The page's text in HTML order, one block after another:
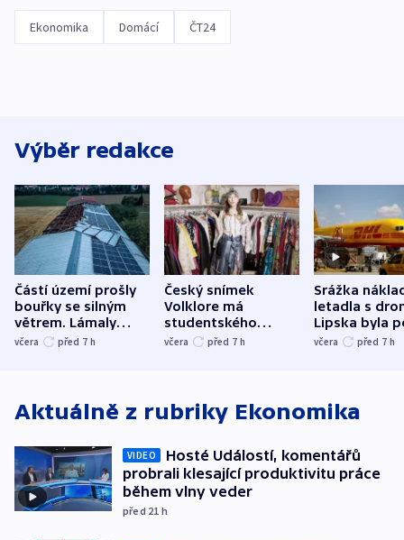
Ekonomika Domácí ČT24
Výběr redakce
Částí území prošly
bouřky se silným
větrem. Lámaly
stromy a poničily
včera před 7 h
Český snímek
Volklore má
studentského
Oscara, zabojuje o
včera před 7 h
Srážka
letadla s
Lipska byla
německého
včera před 7 h
Aktuálně z rubriky Ekonomika
VIDEO
Hosté Událostí, komentářů
probrali klesající produktivitu práce
během vlny veder
před 21 h